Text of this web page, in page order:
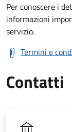
Per conoscere i
informazioni
servizio.
Termini e
Contatti